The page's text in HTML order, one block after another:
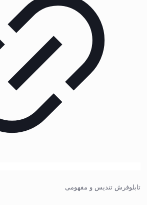
تابلوفرش تندیس و مفهومی